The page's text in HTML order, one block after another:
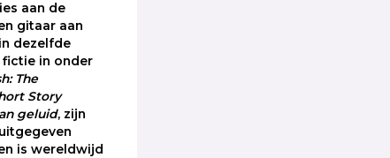
aan de
gitaar aan
dezelfde
fictie in onder
The
Story
geluid, zijn
is wereldwijd